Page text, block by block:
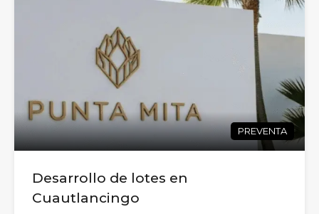
PREVENTA
Desarrollo de lotes en
Cuautlancingo